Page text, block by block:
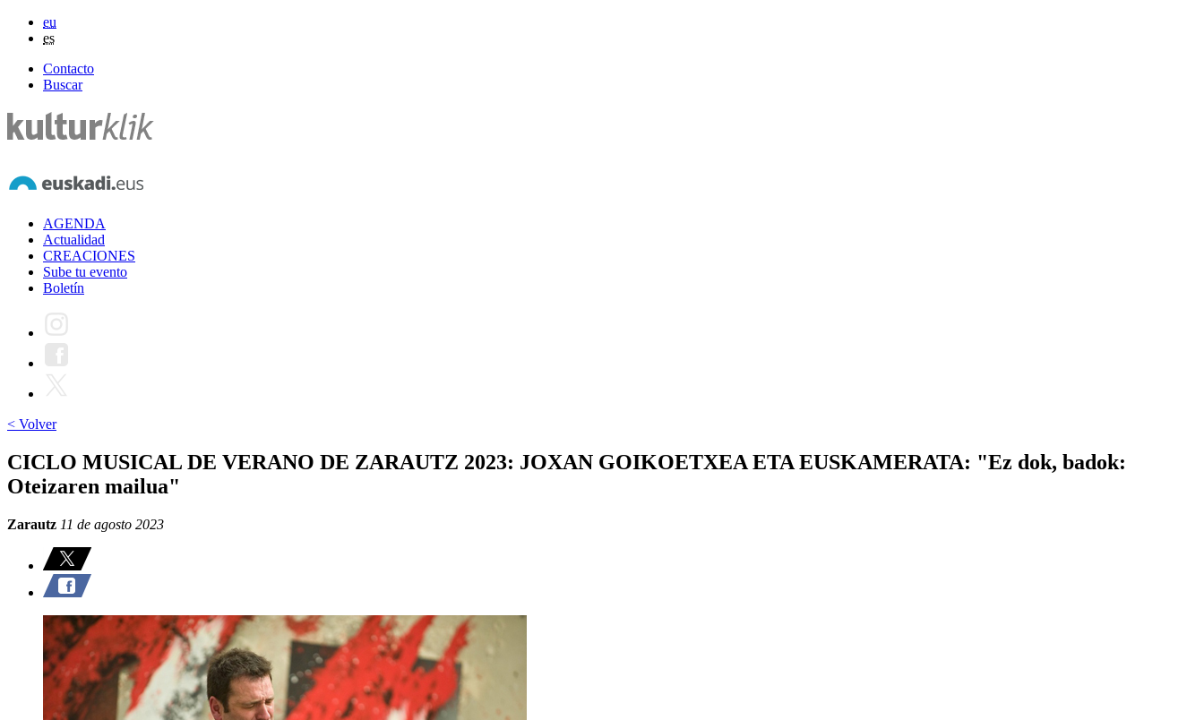
eu
es
Contacto
Buscar
AGENDA
Actualidad
CREACIONES
Sube tu evento
Boletín
< Volver
CICLO MUSICAL DE VERANO DE ZARAUTZ 2023: JOXAN GOIKOETXEA ETA EUSKAMERATA: "Ez dok, badok:
Oteizaren mailua"
Zarautz 11 de agosto 2023